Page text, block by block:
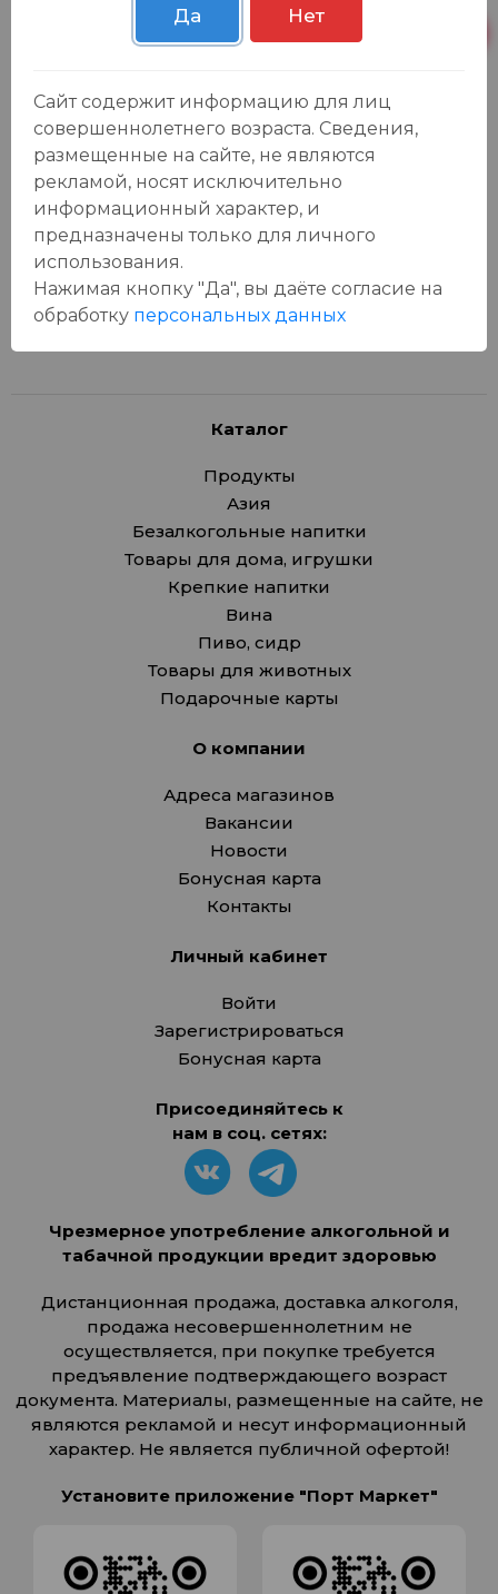
Отзывы:
У данного товара еще нет отзывов, будьте первым, кто
оставит отзыв!
Каталог
Продукты
Азия
Безалкогольные напитки
Товары для дома, игрушки
Крепкие напитки
Вина
Пиво, сидр
Товары для животных
Подарочные карты
О компании
Адреса магазинов
Вакансии
Новости
Бонусная карта
Контакты
Личный кабинет
Войти
Зарегистрироваться
Бонусная карта
Присоединяйтесь к
нам в соц. сетях:
Чрезмерное употребление алкогольной и
табачной продукции вредит здоровью
Дистанционная продажа, доставка алкоголя,
продажа несовершеннолетним не
осуществляется, при покупке требуется
предъявление подтверждающего возраст
документа. Материалы, размещенные на сайте, не
являются рекламой и несут информационный
характер. Не является публичной офертой!
Установите приложение "Порт Маркет"
Да Нет
Сайт содержит информацию для лиц
совершеннолетнего возраста. Сведения,
размещенные на сайте, не являются
рекламой, носят исключительно
информационный характер, и
предназначены только для личного
использования.
Нажимая кнопку "Да", вы даёте cогласие на
обработку персональных данных